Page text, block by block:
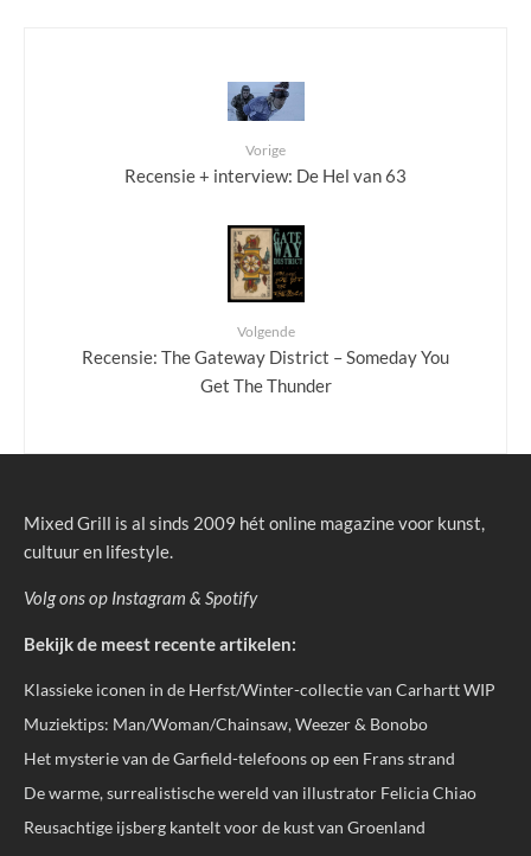
Vorige
Recensie + interview: De Hel van 63
Volgende
Recensie: The Gateway District – Someday You
Get The Thunder
Mixed Grill is al sinds 2009 hét online magazine voor kunst,
cultuur en lifestyle.
Volg ons op Instagram & Spotify
Bekijk de meest recente artikelen:
Klassieke iconen in de Herfst/Winter-collectie van Carhartt WIP
Muziektips: Man/Woman/Chainsaw, Weezer & Bonobo
Het mysterie van de Garfield-telefoons op een Frans strand
De warme, surrealistische wereld van illustrator Felicia Chiao
Reusachtige ijsberg kantelt voor de kust van Groenland